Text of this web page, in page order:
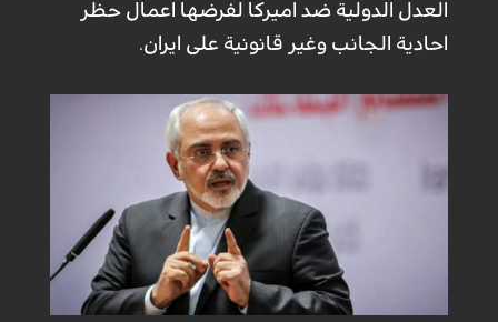
العدل الدولية ضد اميركا لفرضها اعمال حظر
احادية الجانب وغير قانونية على ایران.